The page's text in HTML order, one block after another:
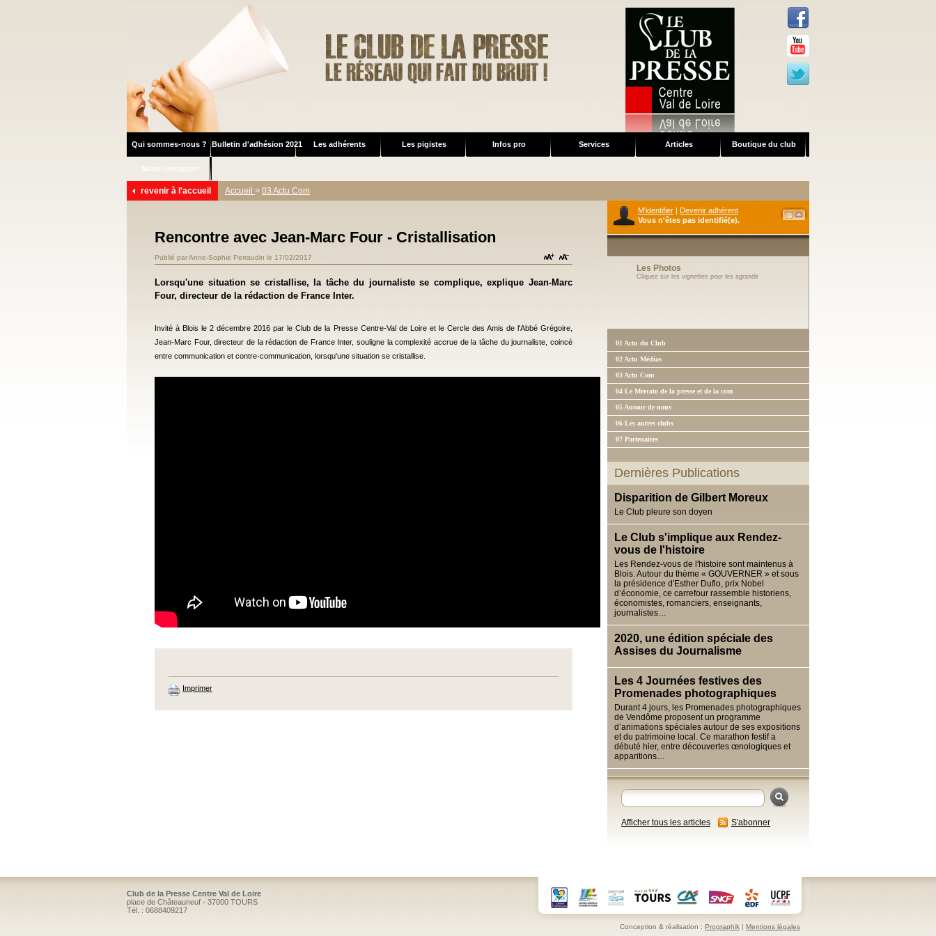
Qui sommes-nous ? Bulletin d'adhésion 2021 Les adhérents Les pigistes Infos pro Services Articles Boutique du club
Nous contacter
revenir à l'accueil Accueil > 03 Actu Com
M'identifier | Devenir adhérent
Vous n'êtes pas identifié(e).
Mot de passe
Les Photos
Cliquez sur les vignettes pour les agrandir
01 Actu du Club
02 Actu Médias
03 Actu Com
04 Le Mercato de la presse et de la com
05 Autour de nous
06 Les autres clubs
07 Partenaires
Dernières Publications
Disparition de Gilbert Moreux
Le Club pleure son doyen
Le Club s'implique aux Rendez-
vous de l'histoire
Les Rendez-vous de l'histoire sont maintenus à
Blois. Autour du thème « GOUVERNER » et sous
la présidence d'Esther Duflo, prix Nobel
d’économie, ce carrefour rassemble historiens,
économistes, romanciers, enseignants,
journalistes…
2020, une édition spéciale des
Assises du Journalisme
Les 4 Journées festives des
Promenades photographiques
Durant 4 jours, les Promenades photographiques
de Vendôme proposent un programme
d’animations spéciales autour de ses expositions
et du patrimoine local. Ce marathon festif a
débuté hier, entre découvertes œnologiques et
apparitions…
Afficher tous les articles S'abonner
Rencontre avec Jean-Marc Four - Cristallisation
Publié par Anne-Sophie Perraudin le 17/02/2017
Lorsqu'une situation se cristallise, la tâche du journaliste se complique, explique Jean-Marc
Four, directeur de la rédaction de France Inter.
Invité à Blois le 2 décembre 2016 par le Club de la Presse Centre-Val de Loire et le Cercle des Amis de l'Abbé Grégoire,
Jean-Marc Four, directeur de la rédaction de France Inter, souligne la complexité accrue de la tâche du journaliste, coincé
entre communication et contre-communication, lorsqu'une situation se cristallise.
Imprimer
Conception & réalisation : Prographik | Mentions légales
Club de la Presse Centre Val de Loire
place de Châteauneuf - 37000 TOURS
Tél. : 0688409217